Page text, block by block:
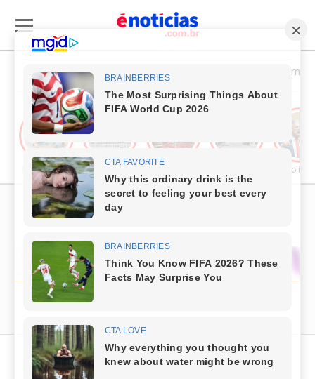
Esporte & Cultura Política & Economia
Publieditorial Política
Educação